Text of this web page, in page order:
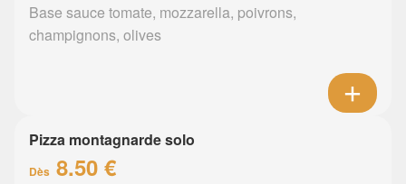
Base sauce tomate, mozzarella, poivrons,
champignons, olives
Pizza montagnarde solo
Dès 8.50 €